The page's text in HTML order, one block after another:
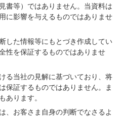
書等）ではありません。当資料は
に影響を与えるものではありませ
した情報等にもとづき作成してい
性を保証するものではありませ
る当社の見解に基づいており、将
保証するものではありません。ま
あります。
、お客さま自身の判断でなさるよ